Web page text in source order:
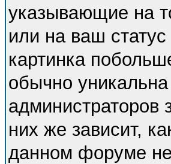
указывающие на
или на ваш
картинка
обычно
администраторов
них же зависит,
данном форуме